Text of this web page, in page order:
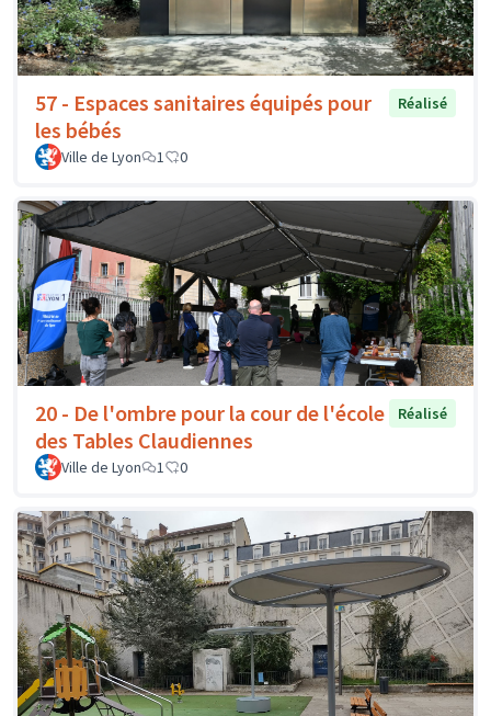
57 - Espaces sanitaires équipés pour
les bébés
Réalisé
Ville de Lyon 1 0
20 - De l'ombre pour la cour de l'école
des Tables Claudiennes
Réalisé
Ville de Lyon 1 0